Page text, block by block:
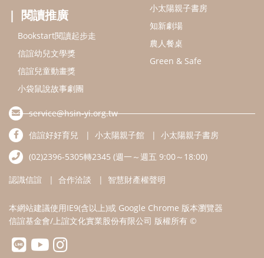
(02)2396-5305轉2345 (週一～週五 9:00～18:00)
認識信誼 合作洽談 智慧財產權聲明
本網站建議使用IE9(含以上)或 Google Chrome 版本瀏覽器
信誼基金會/上誼文化實業股份有限公司 版權所有 ©